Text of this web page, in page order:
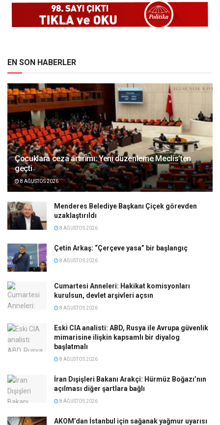
EN SON HABERLER
Çocuklara ceza artırımı: Yeni düzenleme Meclis’ten
geçti
8 AĞUSTOS 2026
Menderes Belediye Başkanı Çiçek görevden
uzaklaştırıldı
8 AĞUSTOS 2026
Çetin Arkaş: “Çerçeve yasa” bir başlangıç
8 AĞUSTOS 2026
Cumartesi Anneleri: Hakikat komisyonları
kurulsun, devlet arşivleri açsın
8 AĞUSTOS 2026
Eski CIA analisti: ABD, Rusya ile Avrupa güvenlik
mimarisine ilişkin kapsamlı bir diyalog
başlatmalı
8 AĞUSTOS 2026
İran Dışişleri Bakanı Arakçi: Hürmüz Boğazı’nın
açılması diğer şartlara bağlı
8 AĞUSTOS 2026
AKOM’dan İstanbul için sağanak yağmur uyarısı